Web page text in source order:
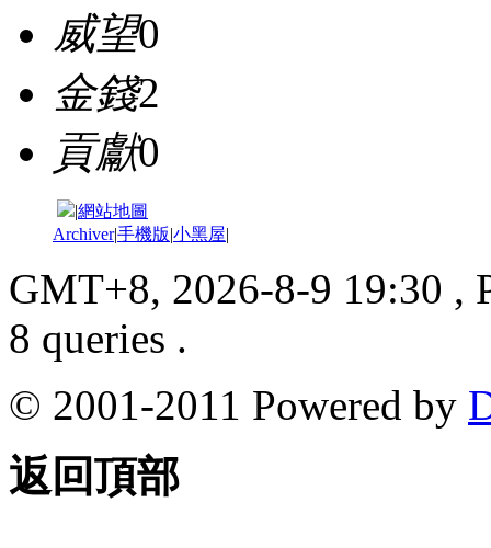
威望0
金錢2
貢獻0
|網站地圖
Archiver|手機版|小黑屋|
GMT+8, 2026-8-9 19:30 ,
8 queries .
© 2001-2011 Powered by
返回頂部